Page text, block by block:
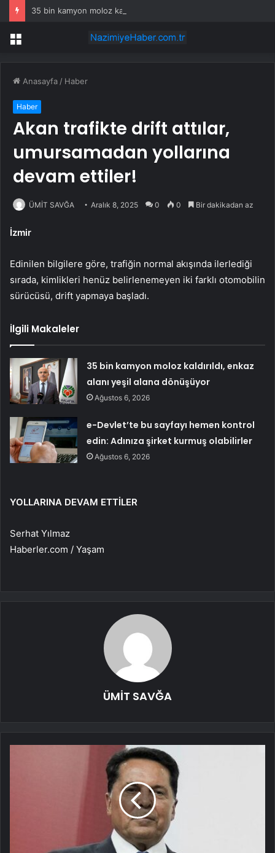
Menü
Anasayfa / Haber
Haber
Akan trafikte drift attılar,
umursamadan yollarına
devam ettiler!
ÜMİT SAVĞA Aralık 8, 2025 0 0 Bir dakikadan az
İzmir
Edinilen bilgilere göre, trafiğin normal akışında ilerlediği
sırada, kimlikleri henüz belirlenemeyen iki farklı otomobilin
sürücüsü, drift yapmaya başladı.
İlgili Makaleler
35 bin kamyon moloz kaldırıldı, enkaz
alanı yeşil alana dönüşüyor
Ağustos 6, 2026
e-Devlet’te bu sayfayı hemen kontrol
edin: Adınıza şirket kurmuş olabilirler
Ağustos 6, 2026
YOLLARINA DEVAM ETTİLER
Serhat Yılmaz
Haberler.com / Yaşam
ÜMİT SAVĞA